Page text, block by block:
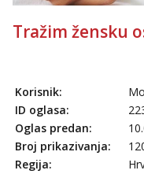
Tražim žensku
Korisnik:
ID oglasa:
Oglas predan:
Broj prikazivanja:
Regija: